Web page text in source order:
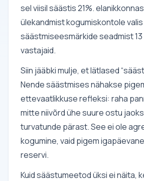
sel viisil säästis 21%.
ülekandmist kogumiskontole
säästmiseesmärkide seadmist
vastajaid.
Siin jääbki mulje, et lätlased
Nende säästmises nähakse
ettevaatlikkuse refleksi: raha
mitte niivõrd ühe suure ostu
turvatunde pärast. See ei ole
kogumine, vaid pigem
reservi.
Kuid säästumeetod üksi ei näita,